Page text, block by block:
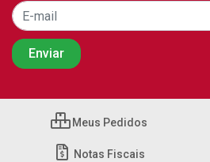
Meus Pedidos
Notas Fiscais